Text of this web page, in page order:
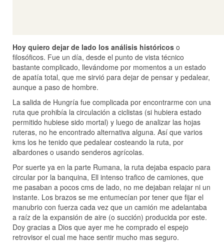
Hoy quiero dejar de lado los análisis históricos o
filosóficos. Fue un día, desde el punto de vista técnico
bastante complicado, llevándome por momentos a un estado
de apatía total, que me sirvió para dejar de pensar y pedalear,
aunque a paso de hombre.
La salida de Hungría fue complicada por encontrarme con una
ruta que prohibía la circulación a ciclistas (si hubiera estado
permitido hubiese sido mortal) y luego de analizar las hojas
ruteras, no he encontrado alternativa alguna. Así que varios
kms los he tenido que pedalear costeando la ruta, por
albardones o usando senderos agrícolas.
Por suerte ya en la parte Rumana, la ruta dejaba espacio para
circular por la banquina, Ell intenso trafico de camiones, que
me pasaban a pocos cms de lado, no me dejaban relajar ni un
instante. Los brazos se me entumecían por tener que fijar el
manubrio con fuerza cada vez que un camión me adelantaba
a raíz de la expansión de aire (o succión) producida por este.
Doy gracias a Dios que ayer me he comprado el espejo
retrovisor el cual me hace sentir mucho mas seguro.